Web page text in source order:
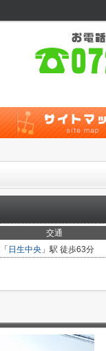
交通
「 日生中央 」駅 徒歩63分